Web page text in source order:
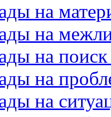
на
на
на
на
на